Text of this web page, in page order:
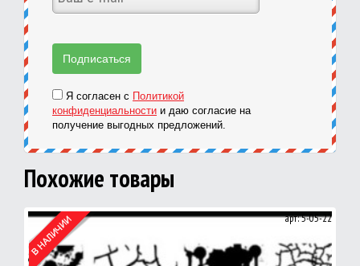
Я согласен с Политикой
конфиденциальности и даю согласие на
получение выгодных предложений.
Похожие товары
арт: 5-05-22